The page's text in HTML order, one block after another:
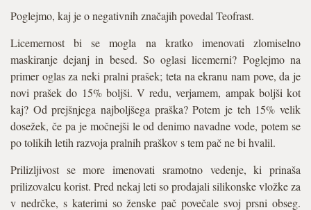
Poglejmo, kaj je o negativnih značajih povedal Teofrast.
Licemernost bi se mogla na kratko imenovati zlomiselno
maskiranje dejanj in besed. So oglasi licemerni? Poglejmo na
primer oglas za neki pralni prašek; teta na ekranu nam pove, da je
novi prašek do 15% boljši. V redu, verjamem, ampak boljši kot
kaj? Od prejšnjega najboljšega praška? Potem je teh 15% velik
dosežek, če pa je močnejši le od denimo navadne vode, potem se
po tolikih letih razvoja pralnih praškov s tem pač ne bi hvalil.
Prilizljivost se more imenovati sramotno vedenje, ki prinaša
prilizovalcu korist. Pred nekaj leti so prodajali silikonske vložke za
v nedrčke, s katerimi so ženske pač povečale svoj prsni obseg.